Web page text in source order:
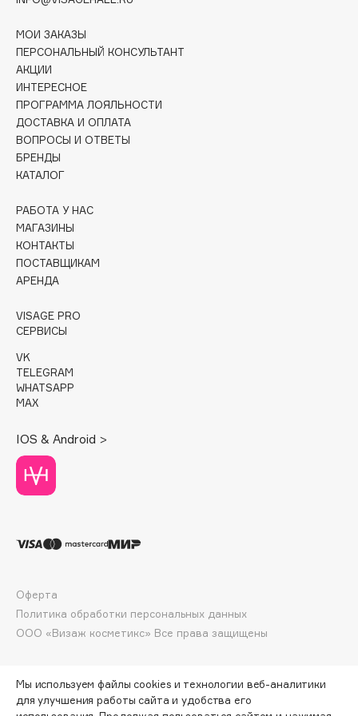
Collagenina
Consly
Corimo
CosRX
Crescina
Cunzite
Curaprox
D
d'Alba
DABO
Darphin
Deonica
Dessange
Divage
Dolce & Gabbana
Dolomit
Dr. Vranjes Firenze
Dr.Ceuracle
Dr.Jart+
DSD de Luxe
МОИ ЗАКАЗЫ
ПЕРСОНАЛЬНЫЙ КОНСУЛЬТАНТ
АКЦИИ
ИНТЕРЕСНОЕ
ПРОГРАММА ЛОЯЛЬНОСТИ
ДОСТАВКА И ОПЛАТА
ВОПРОСЫ И ОТВЕТЫ
БРЕНДЫ
КАТАЛОГ
РАБОТА У НАС
МАГАЗИНЫ
КОНТАКТЫ
ПОСТАВЩИКАМ
АРЕНДА
VISAGE PRO
СЕРВИСЫ
VK
TELEGRAM
WHATSAPP
MAX
IOS & Android >
ООО «Визаж косметикс» Все права защищены
Оферта
Политика обработки персональных данных
Мы используем файлы cookies и технологии веб-аналитики
для улучшения работы сайта и удобства его